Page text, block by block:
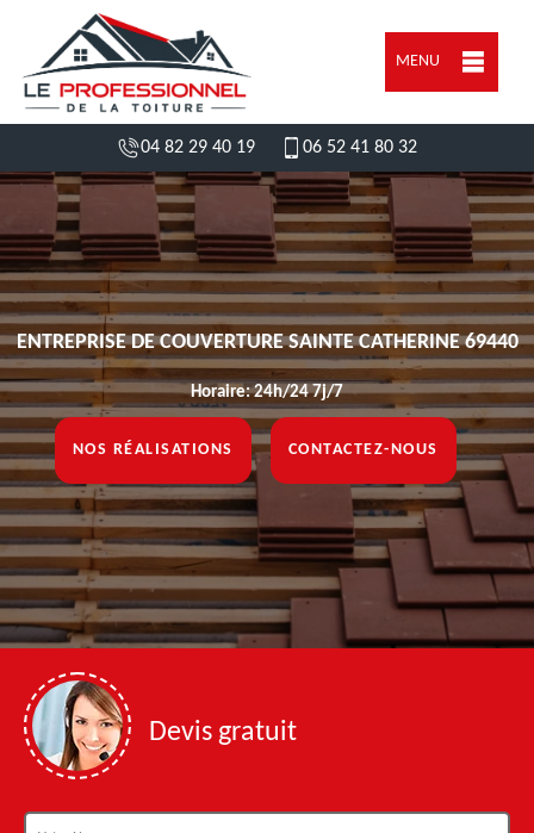
MENU
04 82 29 40 19 06 52 41 80 32
ENTREPRISE DE COUVERTURE SAINTE CATHERINE 69440
Horaire: 24h/24 7j/7
NOS RÉALISATIONS CONTACTEZ-NOUS
Devis gratuit